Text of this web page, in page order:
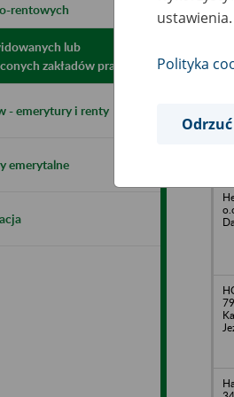
rentowych
lub
zakładów pracy
- emerytury i renty
emerytalne
Polityka